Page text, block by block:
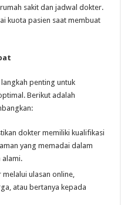
sakit dan jadwal dokter.
kuota pasien saat membuat
penting untuk
Berikut adalah
dokter memiliki kualifikasi
yang memadai dalam
alami.
ulasan online,
atau bertanya kepada